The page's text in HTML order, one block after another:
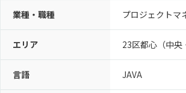
業種・職種 プロジェクトマ
エリア 23区都心（中央
言語 JAVA